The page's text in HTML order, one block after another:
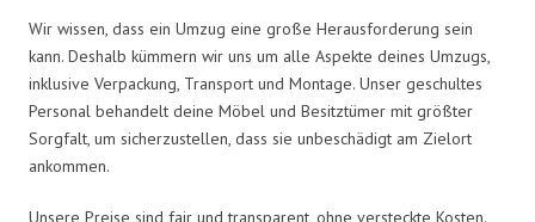
Wir wissen, dass ein Umzug eine große Herausforderung sein
kann. Deshalb kümmern wir uns um alle Aspekte deines Umzugs,
inklusive Verpackung, Transport und Montage. Unser geschultes
Personal behandelt deine Möbel und Besitztümer mit größter
Sorgfalt, um sicherzustellen, dass sie unbeschädigt am Zielort
ankommen.
Unsere Preise sind fair und transparent, ohne versteckte Kosten.